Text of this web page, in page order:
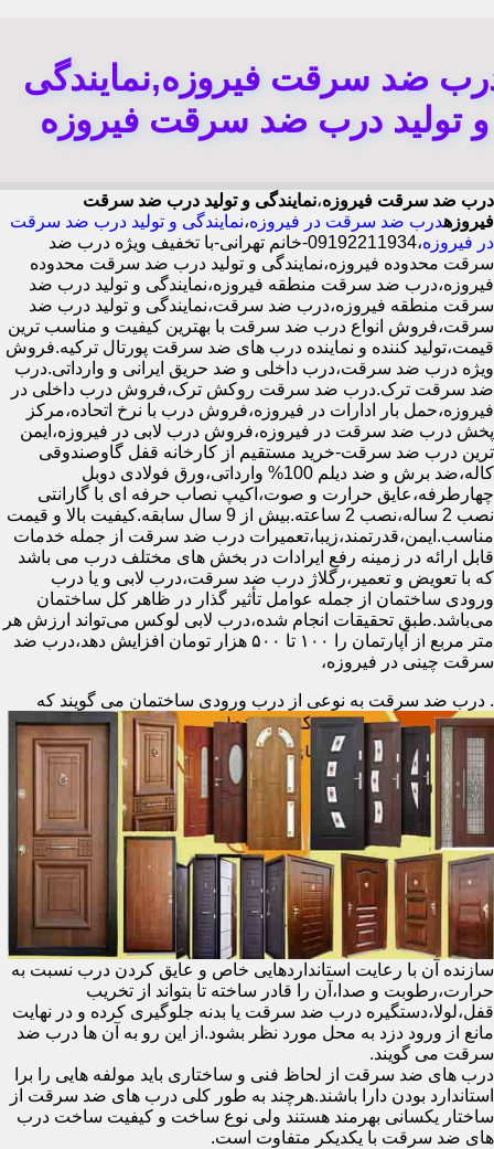
ضد سرقت فیروزه,نمایندگی
و تولید درب ضد سرقت فیروزه
درب ضد سرقت فیروزه،نمایندگی و تولید درب ضد سرقت
فیروزهدرب ضد سرقت در فیروزه،نمایندگی و تولید درب ضد سرقت
در فیروزه
،09192211934-خانم تهرانی-با تخفیف ویژه درب ضد
سرقت محدوده فیروزه،نمایندگی و تولید درب ضد سرقت محدوده
فیروزه،درب ضد سرقت منطقه فیروزه،نمایندگی و تولید درب ضد
سرقت منطقه فیروزه،درب ضد سرقت،نمایندگی و تولید درب ضد
سرقت،فروش انواع درب ضد سرقت با بهترین کیفیت و مناسب ترین
قیمت،تولید کننده و نماینده درب های ضد سرقت پورتال ترکیه.فروش
ویژه درب ضد سرقت،درب داخلی و ضد حریق ایرانی و وارداتی.درب
ضد سرقت ترک.درب ضد سرقت روکش ترک،فروش درب داخلی در
فیروزه،حمل بار ادارات در فیروزه،فروش درب با نرخ اتحاده،مرکز
پخش درب ضد سرقت در فیروزه،فروش درب لابی در فیروزه،ایمن
ترین درب ضد سرقت-خرید مستقیم از کارخانه قفل گاوصندوقی
کاله،ضد برش و ضد دیلم 100% وارداتی،ورق فولادی دوبل
چهارطرفه،عایق حرارت و صوت،اکیپ نصاب حرفه ای با گارانتی
نصب 2 ساله،نصب 2 ساعته.بیش از 9 سال سابقه.کیفیت بالا و قیمت
مناسب.ایمن،قدرتمند،زیبا،تعمیرات درب ضد سرقت از جمله خدمات
قابل ارائه در زمینه رفع ایرادات در بخش های مختلف درب می باشد
که با تعویض و تعمیر،رگلاژ درب ضد سرقت،درب لابی و یا درب
ورودی ساختمان از جمله عوامل تأثیر گذار در ظاهر کل ساختمان
می‌باشد.طبق تحقیقات انجام شده،درب لابی لوکس می‌تواند ارزش هر
متر مربع از آپارتمان را ۱۰۰ تا ۵۰۰ هزار تومان افزایش دهد،درب ضد
سرقت چینی در فیروزه،
. درب ضد سرقت به نوعی از درب ورودی ساختمان می گویند که
سازنده آن با رعایت استانداردهایی خاص و عایق کردن درب نسبت به
حرارت،رطوبت و صدا،آن را قادر ساخته تا بتواند از تخریب
قفل،لولا،دستگیره درب ضد سرقت یا بدنه جلوگیری کرده و در نهایت
مانع از ورود دزد به محل مورد نظر بشود.از این رو به آن ها درب ضد
سرقت می گویند.
درب های ضد سرقت از لحاظ فنی و ساختاری باید مولفه هایی را برا
استاندارد بودن دارا باشند.هرچند به طور کلی درب های ضد سرقت از
ساختار یکسانی بهرمند هستند ولی نوع ساخت و کیفیت ساخت درب
های ضد سرقت با یکدیکر متفاوت است.